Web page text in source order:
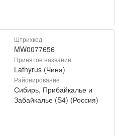
Штрихкод
MW0077656
Принятое название
Lathyrus (Чина)
Районирование
Сибирь, Прибайкалье и
Забайкалье (S4) (Россия)